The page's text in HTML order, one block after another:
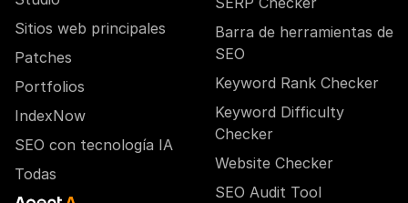
Sitios web principales
Patches
Portfolios
IndexNow
SEO con tecnología IA
Todas
Barra de herramientas de
SEO
Keyword Rank Checker
Keyword Difficulty
Checker
Website Checker
SEO Audit Tool